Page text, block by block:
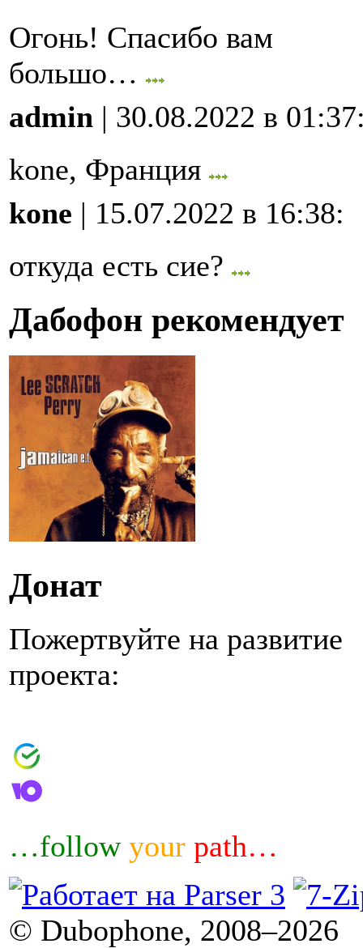
Огонь! Спасибо вам
большо…
admin | 30.08.2022 в 01:37
kone, Франция
kone | 15.07.2022 в 16:38:
откуда есть сие?
Дабофон рекомендует
Донат
Пожертвуйте на развитие
проекта:
…follow your path…
© Dubophone, 2008–2026